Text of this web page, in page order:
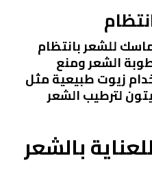
للشعر بانتظام
الشعر ومنع
زيوت طبيعية مثل
لترطيب الشعر
بالشعر